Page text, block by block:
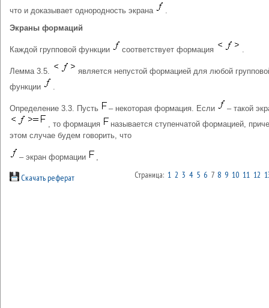
что и доказывает однородность экрана
.
Экраны формаций
Каждой групповой функции соответствует формация .
Лемма 3.5.
является непустой формацией для любой
функции
.
Определение 3.3. Пусть – некоторая формация. Если
– такой
, то формация
называется ступенчатой формацией,
этом случае будем говорить, что
– экран формации ,
Скачать реферат Страница: 1 2 3 4 5 6 7 8 9 10 11 12